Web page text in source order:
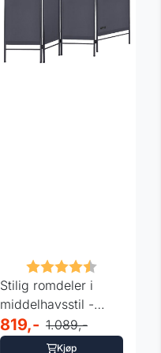
Karakter:
Stilig romdeler i
middelhavsstil -
antrasitt
819,- 1.089,-
Kjøp